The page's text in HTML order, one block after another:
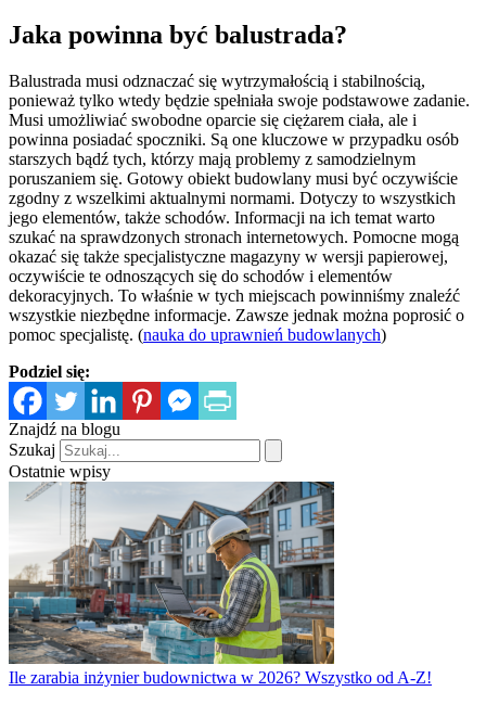
Jaka powinna być balustrada?
Balustrada musi odznaczać się wytrzymałością i stabilnością,
ponieważ tylko wtedy będzie spełniała swoje podstawowe zadanie.
Musi umożliwiać swobodne oparcie się ciężarem ciała, ale i
powinna posiadać spoczniki. Są one kluczowe w przypadku osób
starszych bądź tych, którzy mają problemy z samodzielnym
poruszaniem się. Gotowy obiekt budowlany musi być oczywiście
zgodny z wszelkimi aktualnymi normami. Dotyczy to wszystkich
jego elementów, także schodów. Informacji na ich temat warto
szukać na sprawdzonych stronach internetowych. Pomocne mogą
okazać się także specjalistyczne magazyny w wersji papierowej,
oczywiście te odnoszących się do schodów i elementów
dekoracyjnych. To właśnie w tych miejscach powinniśmy znaleźć
wszystkie niezbędne informacje. Zawsze jednak można poprosić o
pomoc specjalistę. (nauka do uprawnień budowlanych)
Podziel się:
Znajdź na blogu
Szukaj
Ostatnie wpisy
Ile zarabia inżynier budownictwa w 2026? Wszystko od A-Z!